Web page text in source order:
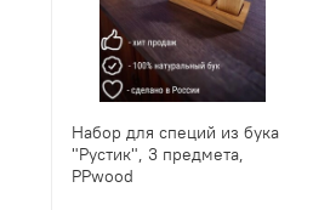
Набор для специй из бука
"Рустик", 3 предмета,
PPwood